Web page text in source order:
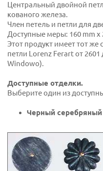
Центральный двойной
кованого железа.
Член петель и петли для
Доступные меры: 160 mm x
Этот продукт имеет тот же
петли Lorenz Ferart от
Windowo).
Доступные отделки.
Выберите один из
Черный серебряный